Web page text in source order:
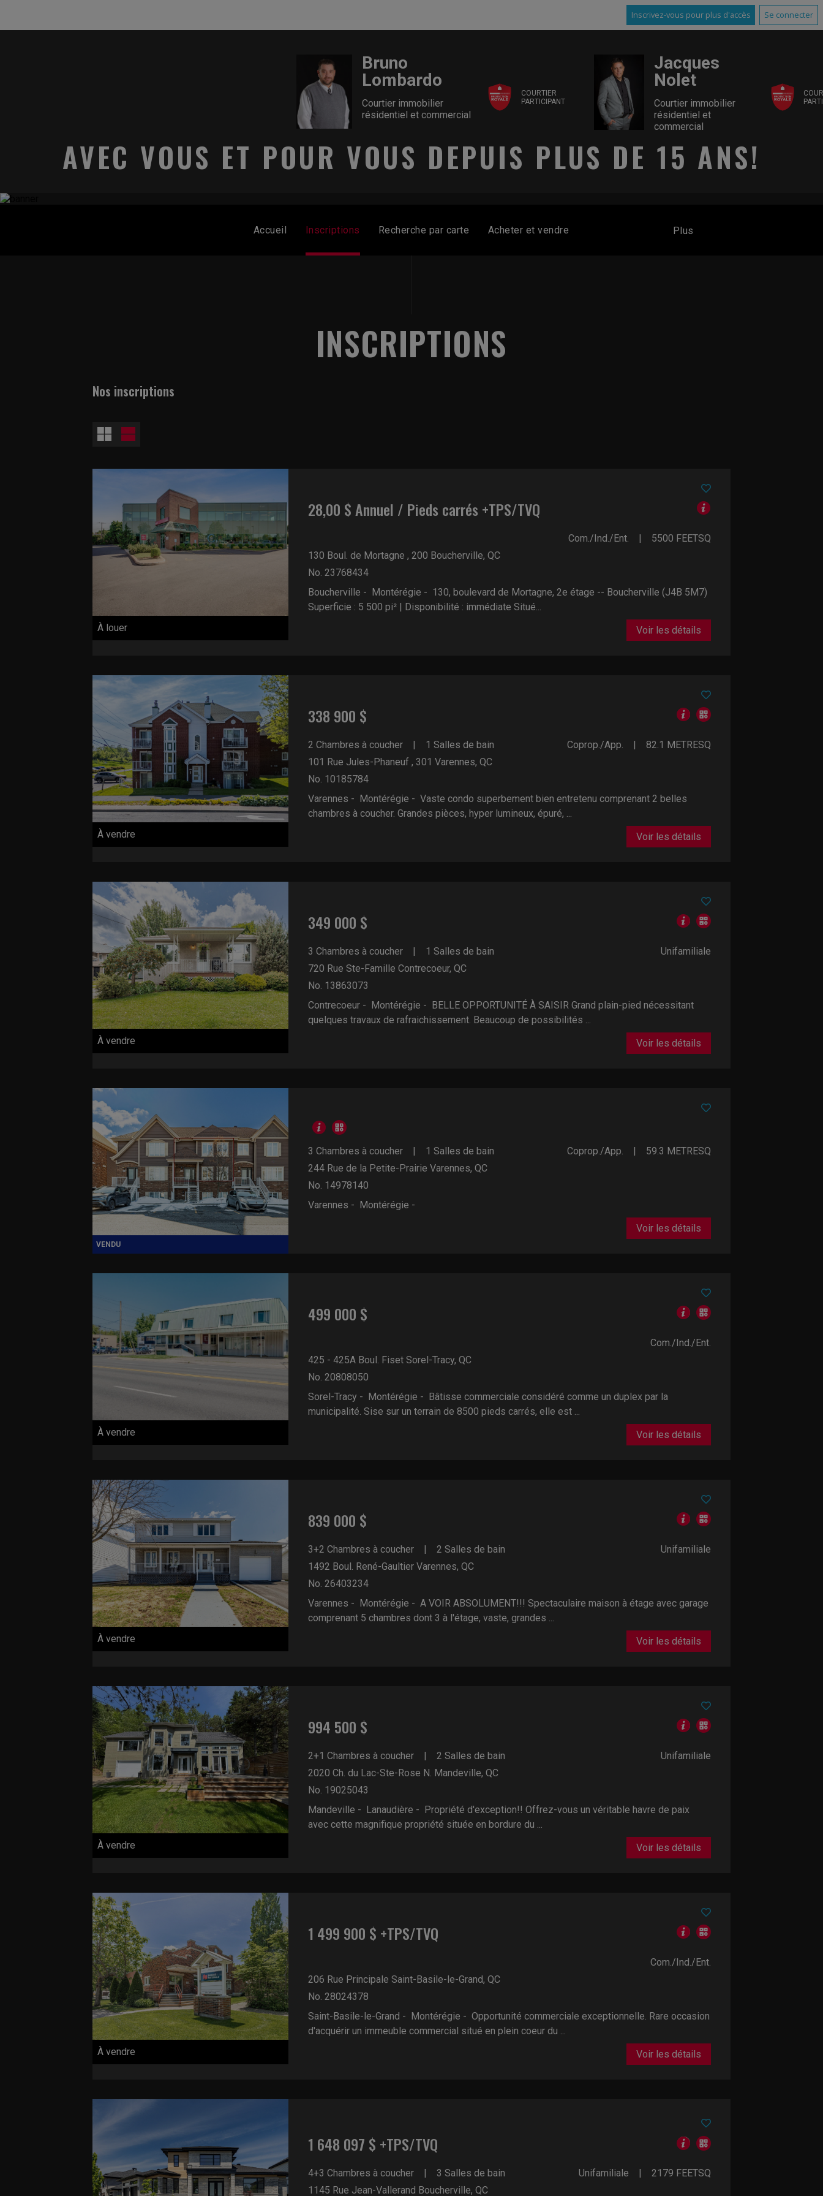
Inscrivez-vous pour plus d'accès Se connecter
Bruno
Lombardo
Courtier immobilier
résidentiel et commercial
COURTIER
PARTICIPANT
Jacques
Nolet
Courtier immobilier
résidentiel et
commercial
AVEC VOUS ET POUR VOUS DEPUIS PLUS DE 15 ANS!
Accueil Inscriptions Recherche par carte Acheter et vendre Plus
INSCRIPTIONS
Nos inscriptions
À louer
28,00 $ Annuel / Pieds carrés +TPS/TVQ
Com./Ind./Ent. 5500 FEETSQ
130 Boul. de Mortagne , 200 Boucherville, QC
No. 23768434
Boucherville - Montérégie - 130, boulevard de Mortagne, 2e étage -- Boucherville (J4B 5M7)
Superficie : 5 500 pi² | Disponibilité : immédiate Situé...
Voir les détails
À vendre
338 900 $
2 Chambres à coucher 1 Salles de bain Coprop./App. 82.1 METRESQ
101 Rue Jules-Phaneuf , 301 Varennes, QC
No. 10185784
Varennes - Montérégie - Vaste condo superbement bien entretenu comprenant 2 belles
chambres à coucher. Grandes pièces, hyper lumineux, épuré, ...
Voir les détails
À vendre
349 000 $
3 Chambres à coucher 1 Salles de bain
Unifamiliale
720 Rue Ste-Famille Contrecoeur, QC
No. 13863073
Contrecoeur - Montérégie - BELLE OPPORTUNITÉ À SAISIR Grand plain-pied nécessitant
quelques travaux de rafraichissement. Beaucoup de possibilités ...
Voir les détails
3 Chambres à coucher 1 Salles de bain Coprop./App. 59.3 METRESQ
244 Rue de la Petite-Prairie Varennes, QC
No. 14978140
Varennes - Montérégie -
Voir les détails
À vendre
499 000 $
Com./Ind./Ent.
425 - 425A Boul. Fiset Sorel-Tracy, QC
No. 20808050
Sorel-Tracy - Montérégie - Bâtisse commerciale considéré comme un duplex par la
municipalité. Sise sur un terrain de 8500 pieds carrés, elle est ...
Voir les détails
À vendre
839 000 $
3+2 Chambres à coucher 2 Salles de bain
Unifamiliale
1492 Boul. René-Gaultier Varennes, QC
No. 26403234
Varennes - Montérégie - A VOIR ABSOLUMENT!!! Spectaculaire maison à étage avec garage
comprenant 5 chambres dont 3 à l'étage, vaste, grandes ...
Voir les détails
À vendre
994 500 $
2+1 Chambres à coucher 2 Salles de bain
Unifamiliale
2020 Ch. du Lac-Ste-Rose N. Mandeville, QC
No. 19025043
Mandeville - Lanaudière - Propriété d'exception!! Offrez-vous un véritable havre de paix
avec cette magnifique propriété située en bordure du ...
Voir les détails
À vendre
1 499 900 $ +TPS/TVQ
Com./Ind./Ent.
206 Rue Principale Saint-Basile-le-Grand, QC
No. 28024378
Saint-Basile-le-Grand - Montérégie - Opportunité commerciale exceptionnelle. Rare occasion
d'acquérir un immeuble commercial situé en plein coeur du ...
Voir les détails
1 648 097 $ +TPS/TVQ
4+3 Chambres à coucher 3 Salles de bain Unifamiliale 2179 FEETSQ
1145 Rue Jean-Vallerand Boucherville, QC